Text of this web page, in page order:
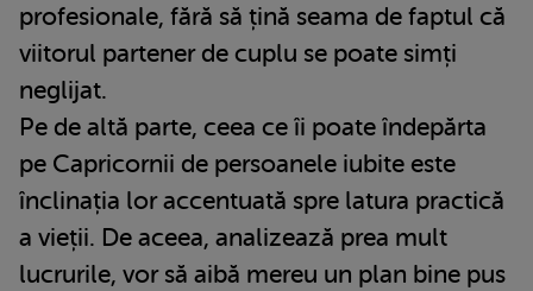
profesionale, fără să țină seama de faptul că
viitorul partener de cuplu se poate simți
neglijat.
Pe de altă parte, ceea ce îi poate îndepărta
pe Capricornii de persoanele iubite este
înclinația lor accentuată spre latura practică
a vieții. De aceea, analizează prea mult
lucrurile, vor să aibă mereu un plan bine pus